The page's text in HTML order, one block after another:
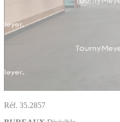
Réf. 35.2857